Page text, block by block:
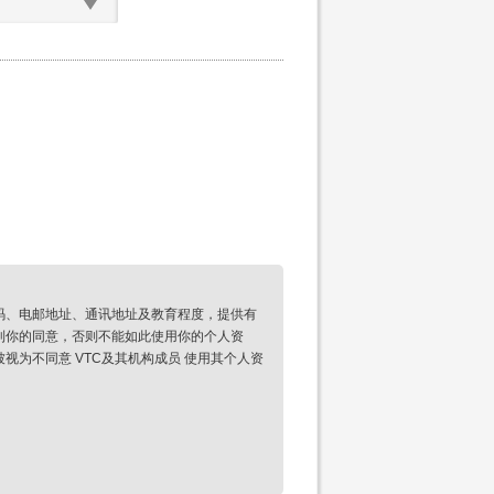
电邮地址、通讯地址及教育程度，提供有
的同意，否则不能如此使用你的个人资
为不同意 VTC及其机构成员 使用其个人资